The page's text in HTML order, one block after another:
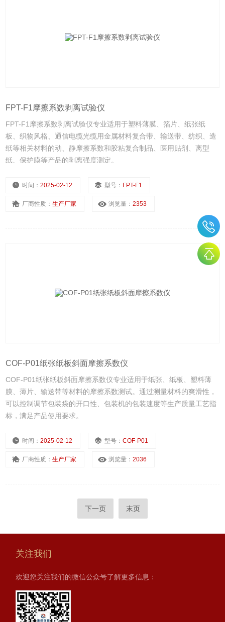
FPT-F1摩擦系数剥离试验仪
FPT-F1摩擦系数剥离试验仪专业适用于塑料薄膜、箔片、纸张纸
板、织物风格、通信电缆光缆用金属材料复合带、输送带、纺织、造
纸等相关材料的动、静摩擦系数和胶粘复合制品、医用贴剂、离型
纸、保护膜等产品的剥离强度测定。
时间：2025-02-12 型号： FPT-F1
厂商性质：生产厂家 浏览量：2353
COF-P01纸张纸板斜面摩擦系数仪
COF-P01纸张纸板斜面摩擦系数仪专业适用于纸张、纸板、塑料薄
膜、薄片、输送带等材料的摩擦系数测试。通过测量材料的爽滑性，
可以控制调节包装袋的开口性、包装机的包装速度等生产质量工艺指
标，满足产品使用要求。
时间：2025-02-12 型号：COF-P01
厂商性质：生产厂家 浏览量：2036
下一页 末页
关注我们
欢迎您关注我们的微信公众号了解更多信息：